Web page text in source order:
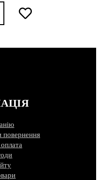
повернення